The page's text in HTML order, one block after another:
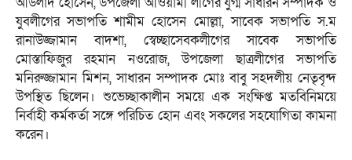
যুবলীগের সভাপতি শামীম হোসেন মোল্লা, সাবেক সভাপতি স.ম
রানাউজ্জামান বাদশা, স্বেচ্ছাসেবকলীগের সাবেক সভাপতি
মোস্তাফিজুর রহমান নওরোজ, উপজেলা ছাত্রলীগের সভাপতি
মনিরুজ্জামান মিশন, সাধারন সম্পাদক মোঃ বাবু সহদলীয় নেতৃবৃন্দ
উপস্থিত ছিলেন। শুভেচ্ছাকালীন সময়ে এক সংক্ষিপ্ত মতবিনিময়ে
নির্বাহী কর্মকর্তা সঙ্গে পরিচিত হোন এবং সকলের সহযোগিতা কামনা
করেন।